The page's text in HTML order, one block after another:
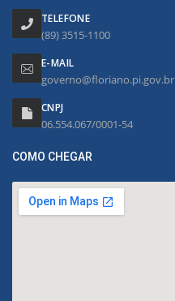
TELEFONE
(89) 3515-1100
E-MAIL
governo@floriano.pi.gov.br
CNPJ
06.554.067/0001-54
COMO CHEGAR